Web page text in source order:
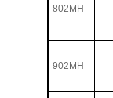
802MH
902MH